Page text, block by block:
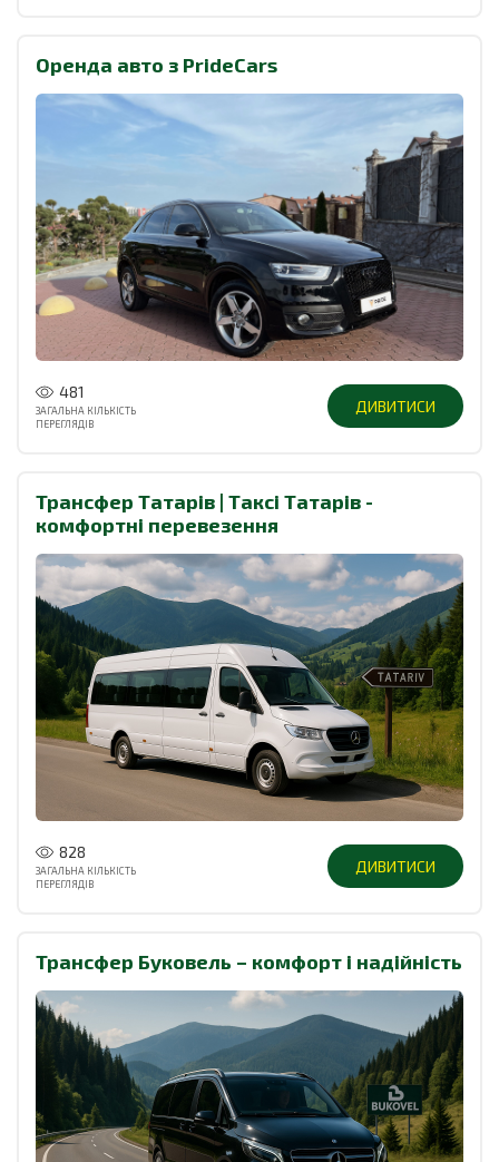
Оренда авто з PrideCars
481
ЗАГАЛЬНА КІЛЬКІСТЬ
ПЕРЕГЛЯДІВ
ДИВИТИСИ
Трансфер Татарів | Таксі Татарів -
комфортні перевезення
828
ЗАГАЛЬНА КІЛЬКІСТЬ
ПЕРЕГЛЯДІВ
ДИВИТИСИ
Трансфер Буковель – комфорт і надійність